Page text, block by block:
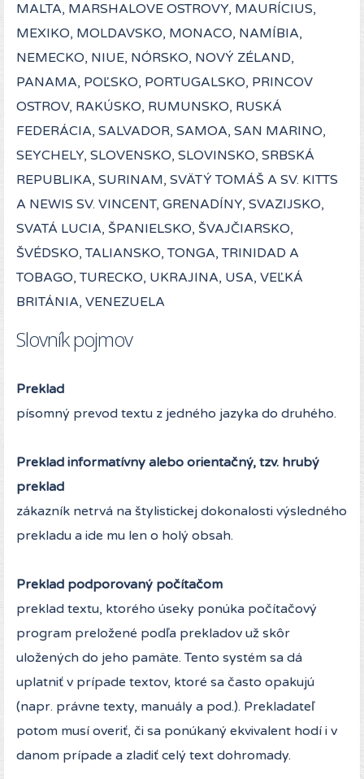
MALTA, MARSHALOVE OSTROVY, MAURÍCIUS,
MEXIKO, MOLDAVSKO, MONACO, NAMÍBIA,
NEMECKO, NIUE, NÓRSKO, NOVÝ ZÉLAND,
PANAMA, POĽSKO, PORTUGALSKO, PRINCOV
OSTROV, RAKÚSKO, RUMUNSKO, RUSKÁ
FEDERÁCIA, SALVADOR, SAMOA, SAN MARINO,
SEYCHELY, SLOVENSKO, SLOVINSKO, SRBSKÁ
REPUBLIKA, SURINAM, SVÄTÝ TOMÁŠ A SV. KITTS
A NEWIS SV. VINCENT, GRENADÍNY, SVAZIJSKO,
SVATÁ LUCIA, ŠPANIELSKO, ŠVAJČIARSKO,
ŠVÉDSKO, TALIANSKO, TONGA, TRINIDAD A
TOBAGO, TURECKO, UKRAJINA, USA, VEĽKÁ
BRITÁNIA, VENEZUELA
Slovník pojmov
Preklad
písomný prevod textu z jedného jazyka do druhého.
Preklad informatívny alebo orientačný, tzv. hrubý
preklad
zákazník netrvá na štylistickej dokonalosti výsledného
prekladu a ide mu len o holý obsah.
Preklad podporovaný počítačom
preklad textu, ktorého úseky ponúka počítačový
program preložené podľa prekladov už skôr
uložených do jeho pamäte. Tento systém sa dá
uplatniť v prípade textov, ktoré sa často opakujú
(napr. právne texty, manuály a pod.). Prekladateľ
potom musí overiť, či sa ponúkaný ekvivalent hodí i v
danom prípade a zladiť celý text dohromady.